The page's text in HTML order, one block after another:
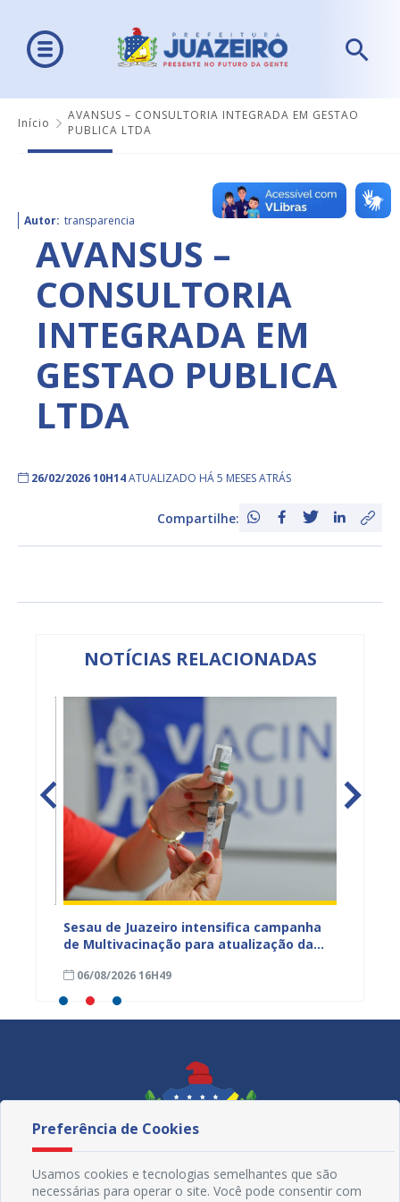
Início
AVANSUS – CONSULTORIA INTEGRADA EM GESTAO
PUBLICA LTDA
Autor: transparencia
AVANSUS –
CONSULTORIA
INTEGRADA EM
GESTAO PUBLICA
LTDA
26/02/2026 10H14ATUALIZADO HÁ 5 MESES ATRÁS
Compartilhe:
NOTÍCIAS RELACIONADAS
Sesau de Juazeiro intensifica campanha
de Multivacinação para atualização da
06/08/2026 16H49
Preferência de Cookies
Usamos cookies e tecnologias semelhantes que são
necessárias para operar o site. Você pode consentir com